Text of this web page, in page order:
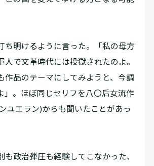
明けるように言った。「私の母方
人で文革時代には投獄されたのよ。
作品のテーマにしてみようと、今調
」。ほぼ同じセリフを八〇后女流作
ユエラン)からも聞いたことがあっ
政治弾圧も経験してこなかった、